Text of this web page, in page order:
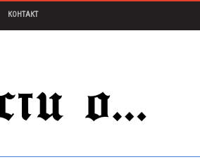
КОНТАКТ